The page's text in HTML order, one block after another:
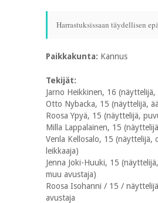
Harrastuksissaan täydellisen
Paikkakunta: Kannus
Tekijät:
Jarno Heikkinen, 16 (näyttelijä,
Otto Nybacka, 15 (näyttelijä,
Roosa Ypyä, 15 (näyttelijä,
Milla Lappalainen, 15
Venla Kellosalo, 15 (näyttelijä,
leikkaaja)
Jenna Joki-Huuki, 15
muu avustaja)
Roosa Isohanni / 15 /
avustaja